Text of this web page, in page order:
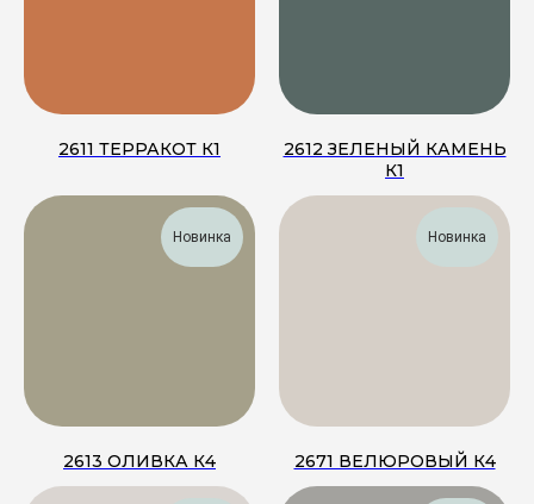
2611 ТЕРРАКОТ К1
2612 ЗЕЛЕНЫЙ КАМЕНЬ
К1
Новинка
2613 ОЛИВКА К4
Новинка
2671 ВЕЛЮРОВЫЙ К4